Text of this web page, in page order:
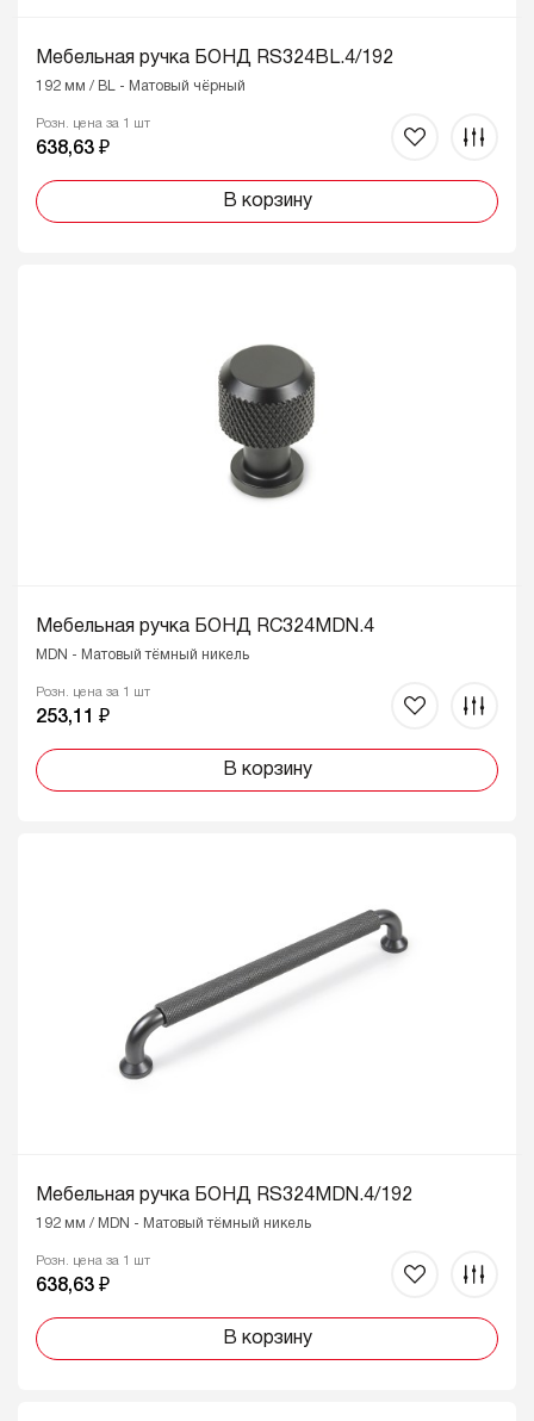
Мебельная ручка БОНД RS324BL.4/192
192 мм / BL - Матовый чёрный
Розн. цена за 1 шт
638,63 ₽
В корзину
Мебельная ручка БОНД RC324MDN.4
MDN - Матовый тёмный никель
Розн. цена за 1 шт
253,11 ₽
В корзину
Мебельная ручка БОНД RS324MDN.4/192
192 мм / MDN - Матовый тёмный никель
Розн. цена за 1 шт
638,63 ₽
В корзину